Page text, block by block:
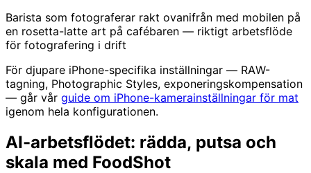
Barista som fotograferar rakt ovanifrån med mobilen på
en rosetta-latte art på cafébaren — riktigt arbetsflöde
för fotografering i drift
För djupare iPhone-specifika inställningar — RAW-
tagning, Photographic Styles, exponeringskompensation
— går vår guide om iPhone-kamerainställningar för mat
igenom hela konfigurationen.
AI-arbetsflödet: rädda, putsa och
skala med FoodShot